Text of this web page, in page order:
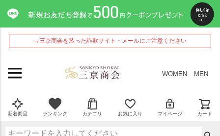
→三京商会を装った詐欺サイト・メールにご注意ください
WOMEN MEN
新着商品 ランキング カテゴリ お気に入り マイページ カート
ペー
ジト
ップ
へ